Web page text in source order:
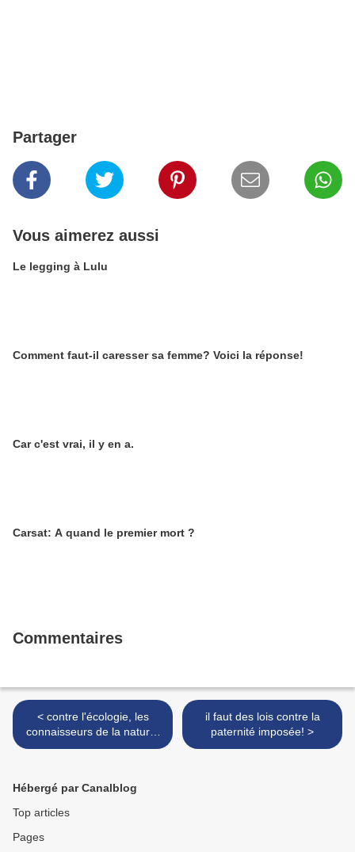
Partager
Vous aimerez aussi
Le legging à Lulu
Comment faut-il caresser sa femme? Voici la réponse!
Car c'est vrai, il y en a.
Carsat: A quand le premier mort ?
Commentaires
< contre l'écologie, les
connaisseurs de la nature,
le vrais!
il faut des lois contre la
paternité imposée! >
Hébergé par Canalblog
Top articles
Pages